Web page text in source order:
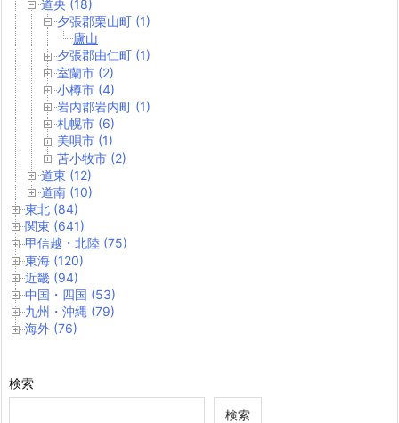
道央 (18)
夕張郡栗山町 (1)
廬山
夕張郡由仁町 (1)
室蘭市 (2)
小樽市 (4)
岩内郡岩内町 (1)
札幌市 (6)
美唄市 (1)
苫小牧市 (2)
道東 (12)
道南 (10)
東北 (84)
関東 (641)
甲信越・北陸 (75)
東海 (120)
近畿 (94)
中国・四国 (53)
九州・沖縄 (79)
海外 (76)
検索
検索